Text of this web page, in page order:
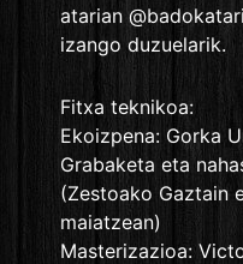
atarian
izango duzuelarik.
Fitxa teknikoa:
Ekoizpena: Gorka
Grabaketa eta
(Zestoako Gaztain
maiatzean)
Masterizazioa: